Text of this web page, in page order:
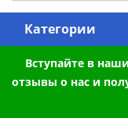
Категории
Вступайте в
отзывы о нас и